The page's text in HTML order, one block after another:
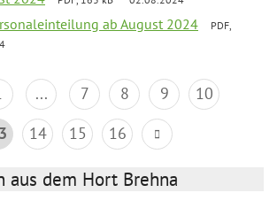
ab August 2024
PDF,
... 7 8 9
10
14 15 16
aus dem Hort Brehna